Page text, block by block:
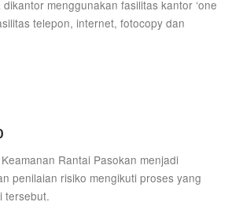
menggunakan fasilitas kantor ‘one
telepon, internet, fotocopy dan
Rantai Pasokan menjadi
penilaian risiko mengikuti proses yang
tersebut.